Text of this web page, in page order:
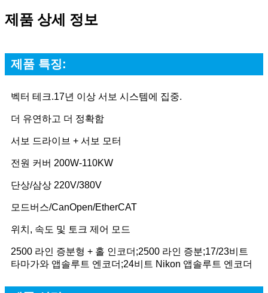
제품 상세 정보
제품 특징:
벡터 테크.17년 이상 서보 시스템에 집중.
더 유연하고 더 정확함
서보 드라이브 + 서보 모터
전원 커버 200W-110KW
단상/삼상 220V/380V
모드버스/CanOpen/EtherCAT
위치, 속도 및 토크 제어 모드
2500 라인 증분형 + 홀 인코더;2500 라인 증분;17/23비트
타마가와 앱솔루트 엔코더;24비트 Nikon 앱솔루트 엔코더